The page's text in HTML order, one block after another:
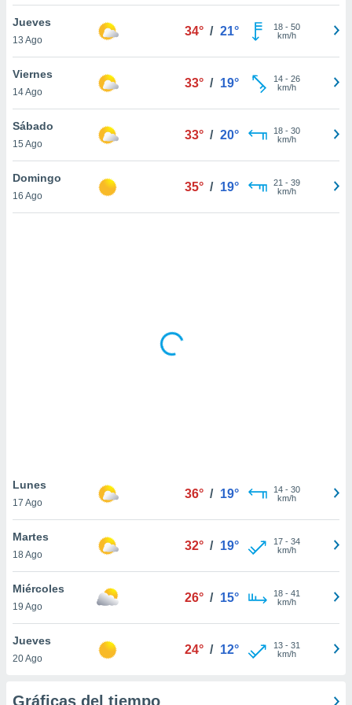
sitio
En
sean
el sitio
ni para
o
similares
como
sitio
de
traten tus
en
interés
su
Jueves
13 Ago
34° / 21° 18- 50
km/h
Viernes
14 Ago
33° / 19° 14- 26
km/h
Sábado
15 Ago
33° / 20° 18- 30
km/h
Domingo
16 Ago
35° / 19° 21 - 39
km/h
Lunes
17 Ago
36° / 19° 14- 30
km/h
Martes
18 Ago
32° / 19° 17- 34
km/h
Miércoles
19 Ago
26° / 15° 18- 41
km/h
Jueves
20 Ago
24° / 12° 13- 31
km/h
Gráficas del tiempo